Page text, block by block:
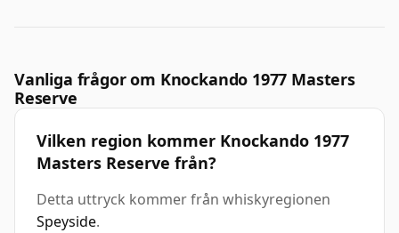
Vanliga frågor om Knockando 1977 Masters
Reserve
Vilken region kommer Knockando 1977
Masters Reserve från?
Detta uttryck kommer från whiskyregionen
Speyside.